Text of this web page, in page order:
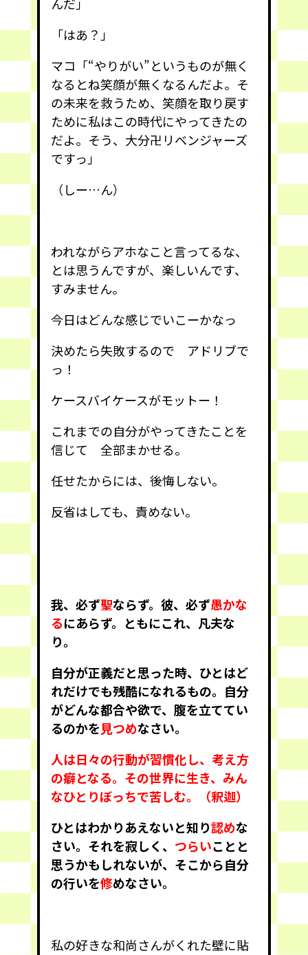
「はあ？」
マコ「“やりがい”というものが無く
なるとね笑顔が無くなるんだよ。そ
の未来を救うため、笑顔を取り戻す
ために私はこの時代にやってきたの
だよ。そう、大分卍リベンジャーズ
ですっ」
（しー…ん）
われながらアホなこと言ってるな、
とは思うんですが、楽しいんです、
すみません。
今日はどんな感じでいこーかなっ
決めたら失敗するので アドリブで
っ！
ケースバイケースがモットー！
これまでの自分がやってきたことを
信じて 全部まかせる。
任せたからには、後悔しない。
反省はしても、責めない。
我、必ず聖ならず。彼、必ず愚かな
るにあらず。ともにこれ、凡夫な
り。
自分が正義だと思った時、ひとはど
れだけでも残酷になれるもの。自分
がどんな都合や欲で、腹を立ててい
るのかを見つめなさい。
人は日々の行動が習慣化し、考え方
の癖となる。その世界に生き、みん
なひとりぼっちで苦しむ。（釈迦）
ひとはわかりあえないと知り認めな
さい。それを寂しく、 つらいことと
思うかもしれないが、そこから自分
の行いを修めなさい。
私の好きな和尚さんがくれた壁に貼